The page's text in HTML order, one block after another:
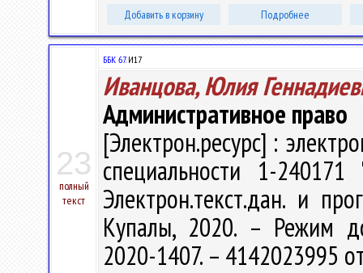
Добавить в корзину Подробнее
23
полный
текст
ББК 67.И17
Иванцова, Юлия
Административное право
[Электрон.ресурс] :
специальности 1-
Электрон.текст.дан. и
Купалы, 2020. – Режим
2020-1407. – 4142023995